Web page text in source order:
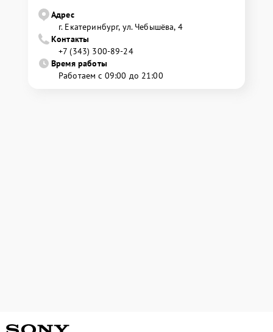
Адрес
г. Екатеринбург, ул. Чебышёва, 4
Контакты
+7 (343) 300-89-24
Время работы
Работаем с 09:00 до 21:00